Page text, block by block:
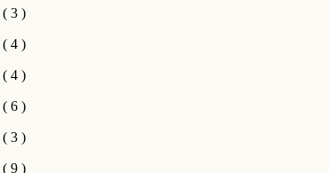
ンツとして購入可能です...
( 3 )
( 4 )
( 4 )
( 6 )
( 3 )
( 9 )